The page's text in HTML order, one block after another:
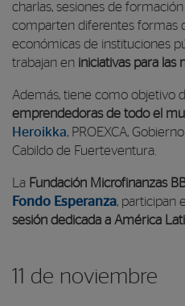
charlas, sesiones de
comparten diferentes formas
económicas de instituciones
trabajan en iniciativas para las
Además, tiene como objetivo
emprendedoras de todo el
Heroikka, PROEXCA,
Cabildo de Fuerteventura.
La Fundación Microfinanzas
Fondo Esperanza, participan
sesión dedicada a América
11 de noviembre